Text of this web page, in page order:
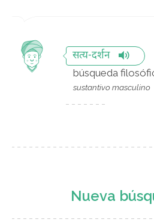
सत्य-दर्शन
búsqueda
sustantivo masculino
Nueva